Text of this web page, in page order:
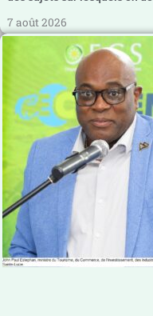
7 août 2026